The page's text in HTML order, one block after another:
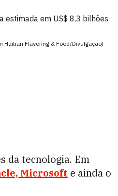
estimada em US$ 8,3 bilhões
Haitian Flavoring & Food/Divulgação)
da tecnologia. Em
Microsoft e ainda o